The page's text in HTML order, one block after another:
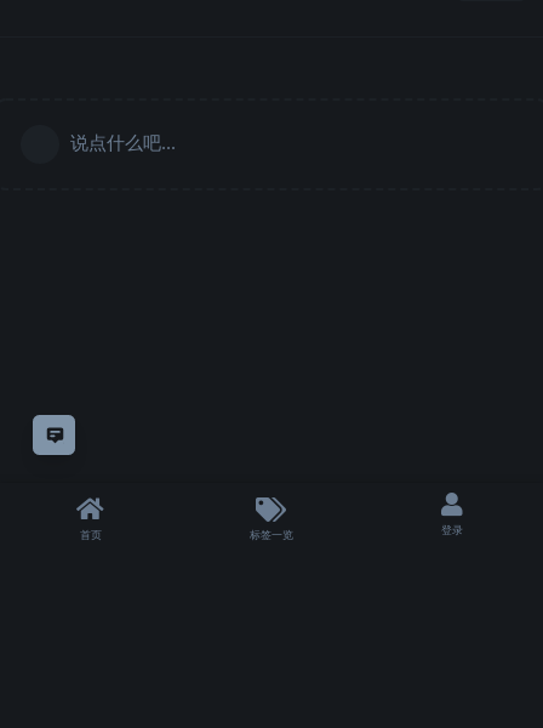
意见反馈
说点什么吧...
首页 标签一览 登录